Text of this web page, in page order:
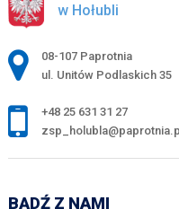
w Hołubli
Adres pocztowy:
08-107 Paprotnia
ul. Unitów Podlaskich 35
+48 25 631 31 27
zsp_holubla@paprotnia.pl
BĄDŹ Z NAMI